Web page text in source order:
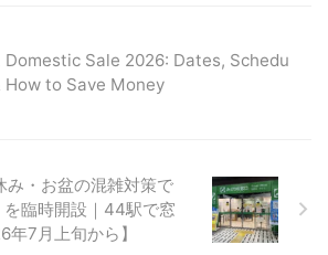
Domestic Sale 2026: Dates, Schedu
How to Save Money
み・お盆の混雑対策で
を臨時開設｜44駅で窓
7月上旬から】